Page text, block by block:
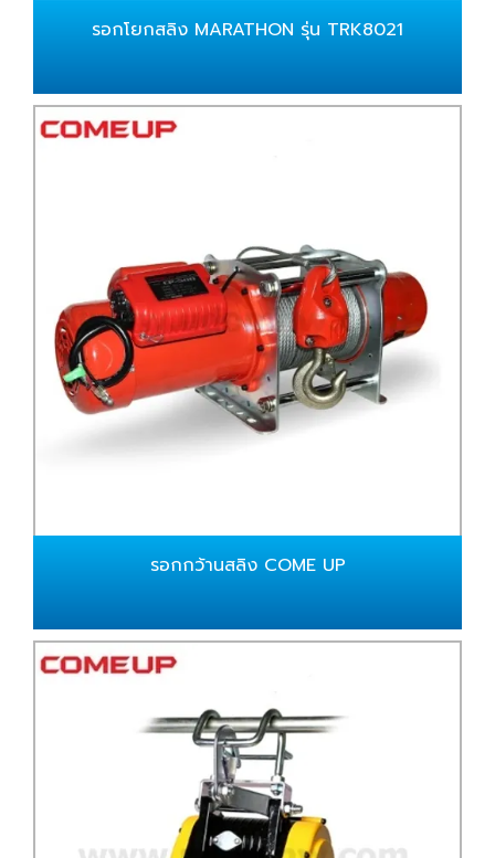
รอกโยกสลิง MARATHON รุ่น TRK8021
รอกกว้านสลิง COME UP